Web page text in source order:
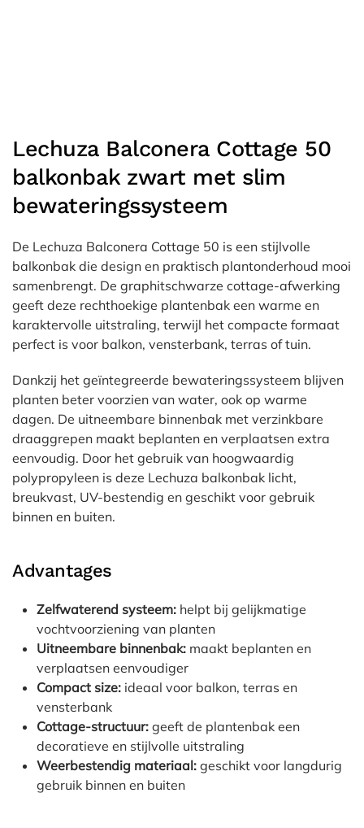
Lechuza Balconera Cottage 50
balkonbak zwart met slim
bewateringssysteem
De Lechuza Balconera Cottage 50 is een stijlvolle
balkonbak die design en praktisch plantonderhoud mooi
samenbrengt. De graphitschwarze cottage-afwerking
geeft deze rechthoekige plantenbak een warme en
karaktervolle uitstraling, terwijl het compacte formaat
perfect is voor balkon, vensterbank, terras of tuin.
Dankzij het geïntegreerde bewateringssysteem blijven
planten beter voorzien van water, ook op warme
dagen. De uitneembare binnenbak met verzinkbare
draaggrepen maakt beplanten en verplaatsen extra
eenvoudig. Door het gebruik van hoogwaardig
polypropyleen is deze Lechuza balkonbak licht,
breukvast, UV-bestendig en geschikt voor gebruik
binnen en buiten.
Advantages
Zelfwaterend systeem: helpt bij gelijkmatige
vochtvoorziening van planten
Uitneembare binnenbak: maakt beplanten en
verplaatsen eenvoudiger
Compact size: ideaal voor balkon, terras en
vensterbank
Cottage-structuur: geeft de plantenbak een
decoratieve en stijlvolle uitstraling
Weerbestendig materiaal: geschikt voor langdurig
gebruik binnen en buiten